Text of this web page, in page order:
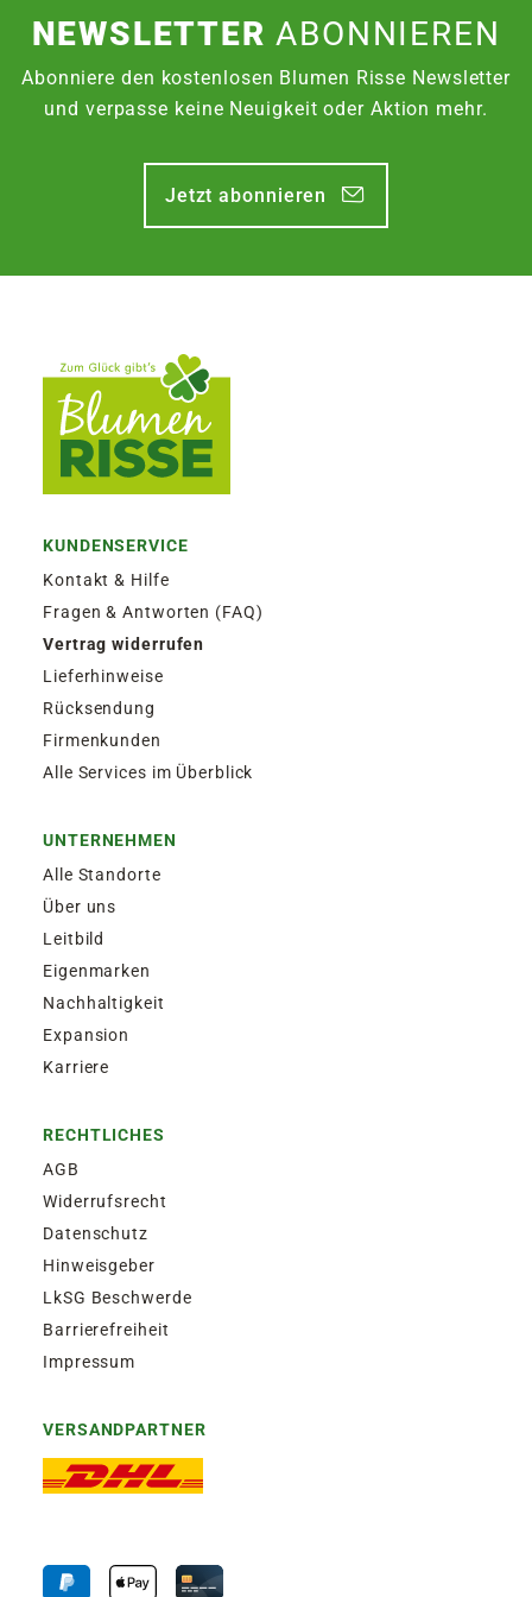
NEWSLETTERABONNIEREN
Abonniere den kostenlosen Blumen Risse Newsletter
und verpasse keine Neuigkeit oder Aktion mehr.
Jetzt abonnieren
KUNDENSERVICE
Kontakt & Hilfe
Fragen & Antworten (FAQ)
Vertrag widerrufen
Lieferhinweise
Rücksendung
Firmenkunden
Alle Services im Überblick
UNTERNEHMEN
Alle Standorte
Über uns
Leitbild
Eigenmarken
Nachhaltigkeit
Expansion
Karriere
RECHTLICHES
AGB
Widerrufsrecht
Datenschutz
Hinweisgeber
LkSG Beschwerde
Barrierefreiheit
Impressum
VERSANDPARTNER